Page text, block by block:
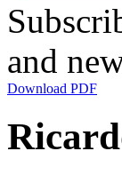
and
Download PDF